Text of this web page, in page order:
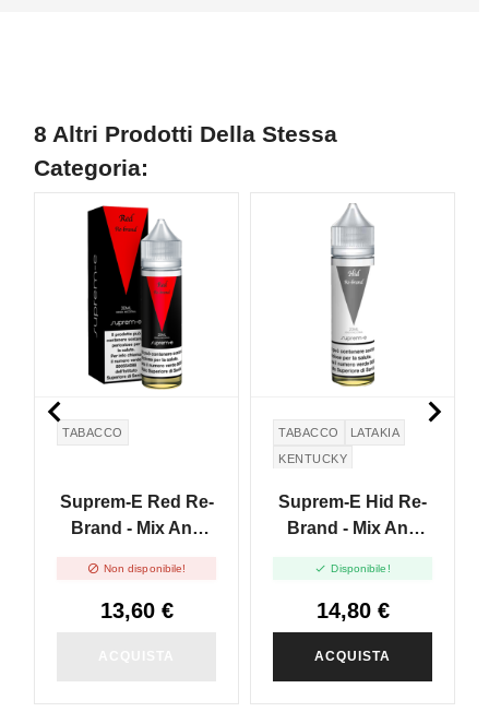
8 Altri Prodotti Della Stessa
Categoria:
TABACCO
Suprem-E Red Re-
Brand - Mix And
 Non disponibile!
13,60 €
NON DISPONIBILE
TABACCO
LATAKIA
KENTUCKY
Suprem-E Hid Re-
Brand - Mix And
 Disponibile!
14,80 €
ACQUISTA
 